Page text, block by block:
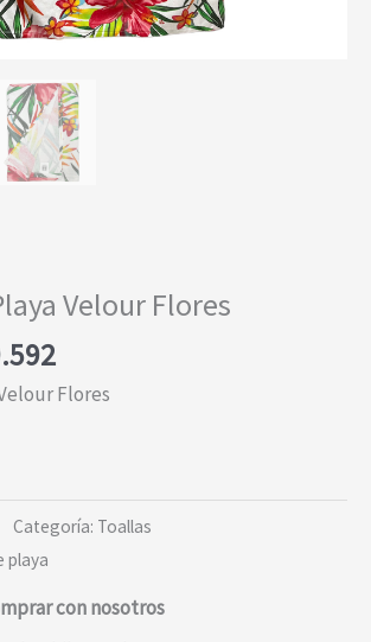
Velour Flores
El
precio
Flores
Categoría: Toallas
playa
con nosotros